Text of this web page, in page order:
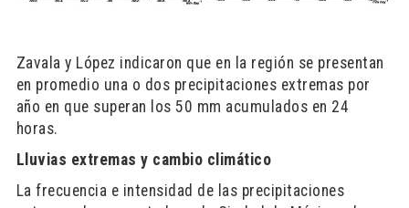
Zavala y López indicaron que en la región se presentan
en promedio una o dos precipitaciones extremas por
año en que superan los 50 mm acumulados en 24
horas.
Lluvias extremas y cambio climático
La frecuencia e intensidad de las precipitaciones